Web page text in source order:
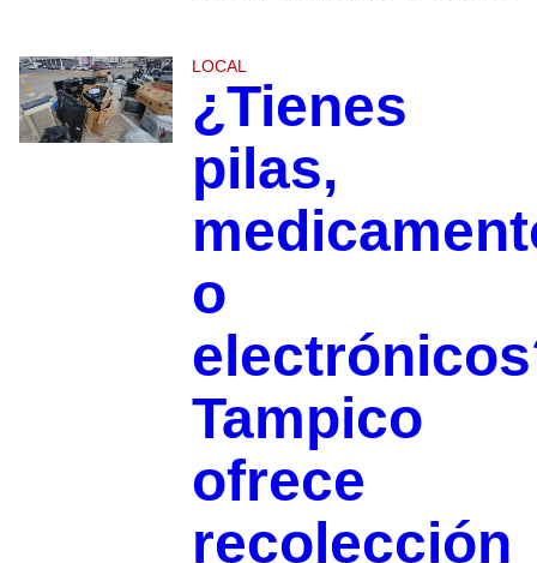
LOCAL
¿Tienes
pilas,
o
Tampico
ofrece
recolección